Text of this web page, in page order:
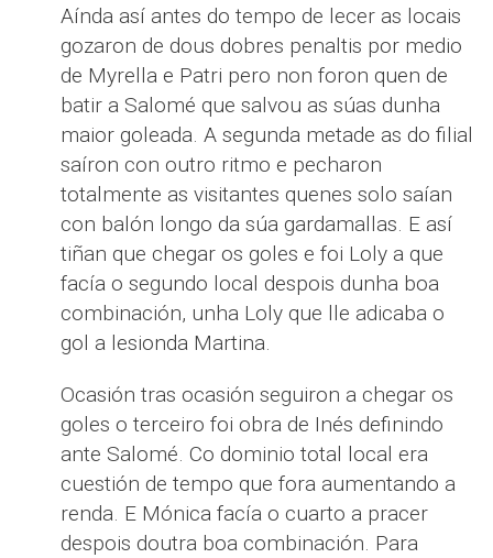
Aínda así antes do tempo de lecer as locais
gozaron de dous dobres penaltis por medio
de Myrella e Patri pero non foron quen de
batir a Salomé que salvou as súas dunha
maior goleada. A segunda metade as do filial
saíron con outro ritmo e pecharon
totalmente as visitantes quenes solo saían
con balón longo da súa gardamallas. E así
tiñan que chegar os goles e foi Loly a que
facía o segundo local despois dunha boa
combinación, unha Loly que lle adicaba o
gol a lesionda Martina.
Ocasión tras ocasión seguiron a chegar os
goles o terceiro foi obra de Inés definindo
ante Salomé. Co dominio total local era
cuestión de tempo que fora aumentando a
renda. E Mónica facía o cuarto a pracer
despois doutra boa combinación. Para